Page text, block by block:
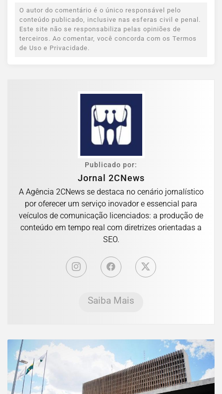
O autor do comentário é o único responsável pelo
conteúdo publicado, inclusive nas esferas civil e penal.
Este site não se responsabiliza pelas opiniões de
terceiros. Ao comentar, você concorda com os Termos
de Uso e Privacidade.
Publicado por:
Jornal 2CNews
A Agência 2CNews se destaca no cenário jornalístico
por oferecer um serviço inovador e essencial para
veículos de comunicação licenciados: a produção de
conteúdo em tempo real com diretrizes orientadas a
SEO.
Saiba Mais